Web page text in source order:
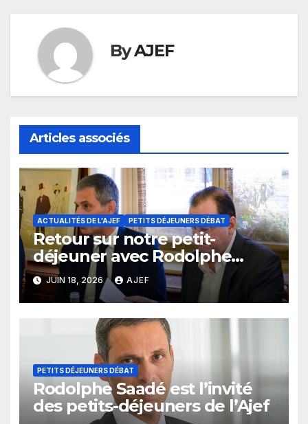
ByAJEF
Articles associés
ACTUALITÉS DE L'AJEF PETITS DÉJEUNERS DÉBAT
Retour sur notre petit-
déjeuner avec Rodolphe
Saadé
JUIN 18, 2026 AJEF
PETITS DÉJEUNERS DÉBAT
Rodolphe Saadé est l’invité
des petits-déjeuners de l’Ajef